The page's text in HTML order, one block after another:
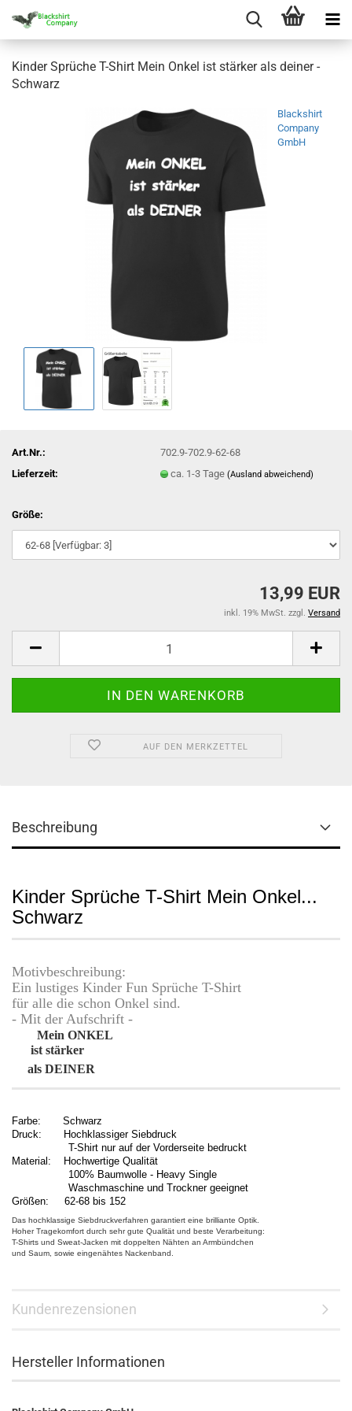
Kinder Sprüche T-Shirt Mein Onkel ist stärker als deiner -
Schwarz
Blackshirt
Company
GmbH
Art.Nr.:
702.9-702.9-62-68
Lieferzeit:
ca. 1-3 Tage(Ausland abweichend)
Größe:
13,99 EUR
inkl. 19% MwSt. zzgl. Versand
AUF DEN MERKZETTEL
Beschreibung
Kinder Sprüche T-Shirt Mein Onkel...
Schwarz
Motivbeschreibung:
Ein lustiges Kinder Fun Sprüche T-Shirt
für alle die schon Onkel sind.
- Mit der Aufschrift -
Mein ONKEL
ist stärker
als DEINER
Farbe: Schwarz
Druck: Hochklassiger Siebdruck
T-Shirt nur auf der Vorderseite bedruckt
Material: Hochwertige Qualität
100% Baumwolle - Heavy Single
Waschmaschine und Trockner geeignet
Größen: 62-68 bis 152
Das hochklassige Siebdruckverfahren garantiert eine brilliante Optik.
Hoher Tragekomfort durch sehr gute Qualität und beste Verarbeitung:
T-Shirts und Sweat-Jacken mit doppelten Nähten an Armbündchen
und Saum, sowie eingenähtes Nackenband.
Kundenrezensionen
Hersteller Informationen